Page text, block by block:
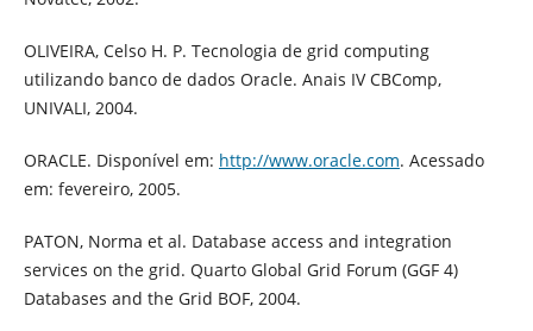
OLIVEIRA, Celso H. P. Tecnologia de grid computing
utilizando banco de dados Oracle. Anais IV CBComp,
UNIVALI, 2004.
ORACLE. Disponível em: http://www.oracle.com. Acessado
em: fevereiro, 2005.
PATON, Norma et al. Database access and integration
services on the grid. Quarto Global Grid Forum (GGF 4)
Databases and the Grid BOF, 2004.